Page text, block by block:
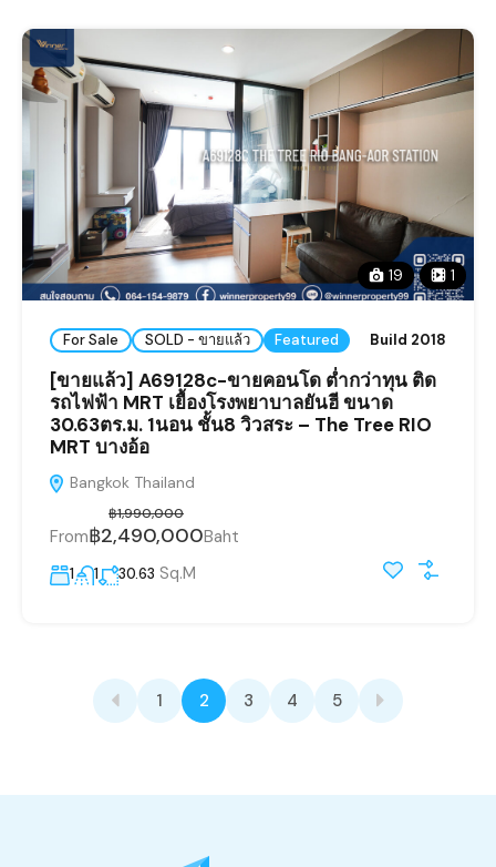
19 1
For Sale SOLD - ขายแล้ว Featured Build 2018
[ขายแล้ว] A69128c-ขายคอนโด ต่ำกว่าทุน ติด
รถไฟฟ้า MRT เยื้องโรงพยาบาลยันฮี ขนาด
30.63ตร.ม. 1นอน ชั้น8 วิวสระ – The Tree RIO
MRT บางอ้อ
Bangkok Thailand
From฿2,490,000
฿1,990,000
Baht
1 1 30.63 Sq.M
1 2 3 4 5